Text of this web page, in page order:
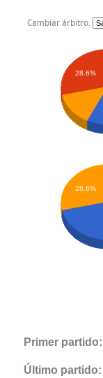
Cambiar árbitro:
28.6%
28.6%
Primer partido:
Último partido: